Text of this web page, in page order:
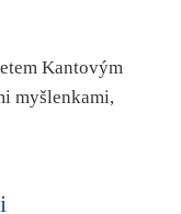
Kantovým
myšlenkami,